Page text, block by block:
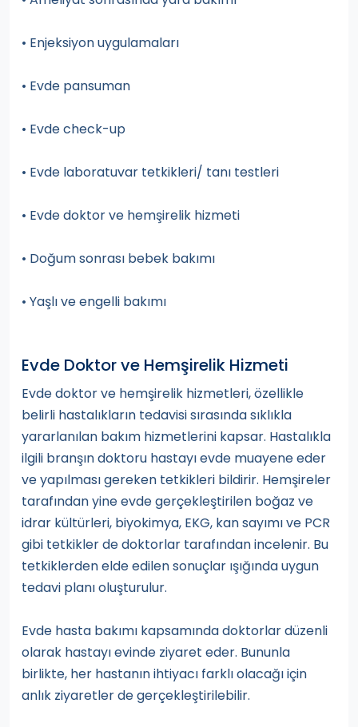
• Enjeksiyon uygulamaları
• Evde pansuman
• Evde check-up
• Evde laboratuvar tetkikleri/ tanı testleri
• Evde doktor ve hemşirelik hizmeti
• Doğum sonrası bebek bakımı
• Yaşlı ve engelli bakımı
Evde Doktor ve Hemşirelik Hizmeti
Evde doktor ve hemşirelik hizmetleri, özellikle
belirli hastalıkların tedavisi sırasında sıklıkla
yararlanılan bakım hizmetlerini kapsar. Hastalıkla
ilgili branşın doktoru hastayı evde muayene eder
ve yapılması gereken tetkikleri bildirir. Hemşireler
tarafından yine evde gerçekleştirilen boğaz ve
idrar kültürleri, biyokimya, EKG, kan sayımı ve PCR
gibi tetkikler de doktorlar tarafından incelenir. Bu
tetkiklerden elde edilen sonuçlar ışığında uygun
tedavi planı oluşturulur.
Evde hasta bakımı kapsamında doktorlar düzenli
olarak hastayı evinde ziyaret eder. Bununla
birlikte, her hastanın ihtiyacı farklı olacağı için
anlık ziyaretler de gerçekleştirilebilir.